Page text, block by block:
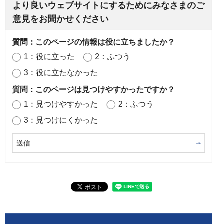
より良いウェブサイトにするためにみなさまのご
意見をお聞かせください
質問：このページの情報は役に立ちましたか？
1：役に立った
2：ふつう
3：役に立たなかった
質問：このページは見つけやすかったですか？
1：見つけやすかった
2：ふつう
3：見つけにくかった